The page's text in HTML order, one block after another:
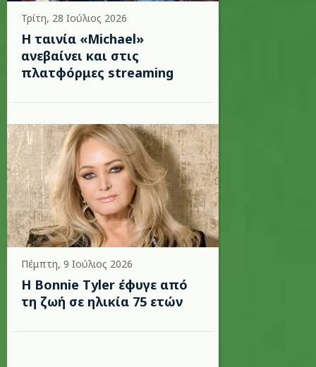
Τρίτη, 28 Ιούλιος 2026
Η ταινία «Michael»
ανεβαίνει και στις
πλατφόρμες streaming
Πέμπτη, 9 Ιούλιος 2026
Η Bonnie Tyler έφυγε από
τη ζωή σε ηλικία 75 ετών